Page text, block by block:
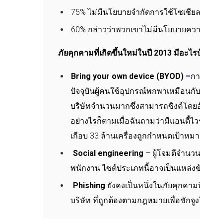
75% ไม่มีนโยบายจำกัดการใช้โซเชีย
60% กล่าวว่าพวกเขาไม่มีนโยบาย
ภัยคุกคามที่เกิดขึ้นใหม่ในปี 2013 มีอะไร
Bring your own device (BYOD) –ก
ปัจจุบันผู้คนใช้อุปกรณ์พกพาเหมือนกับ
บริษัทจำนวนมากซึ่งสามารถซิงค์โด
อย่างไรก็ตามเมื่อฉันถามว่ามีแอนตี้ไ
เกือบ 33 ล้านเครื่องถูกกำหนดเป้าห
Social engineering – ผู้โจมตีจำนว
พนักงาน ไซต์ประเภทนี้อาจเป็นแหล่
Phishing ยังคงเป็นหนึ่งในภัยคุกคา
บริษัท ที่ถูกต้องตามกฎหมายเพื่อชักจู